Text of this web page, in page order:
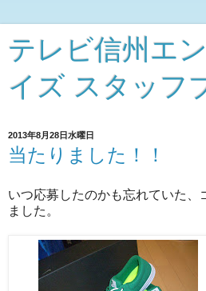
テレビ信州エ
イズ スタッフ
2013年8月28日水曜日
当たりました！！
いつ応募したのかも忘れていた、
ました。